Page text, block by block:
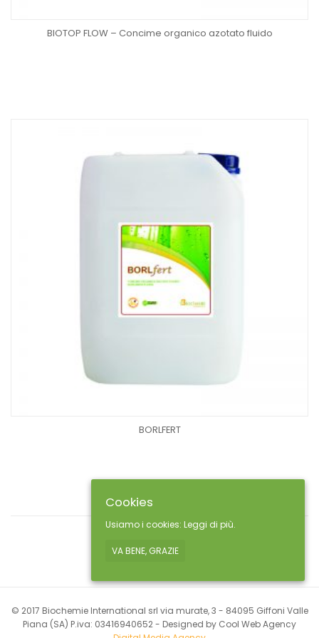
BIOTOP FLOW – Concime organico azotato fluido
BORLFERT
© 2017 Biochemie International srl via murate, 3 - 84095 Giffoni Valle
Piana (SA) P.iva: 03416940652 - Designed by Cool Web Agency
Cookies
Usiamo i cookies: Leggi di più.
VA BENE, GRAZIE